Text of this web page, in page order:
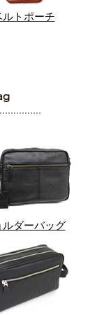
ルトポーチ
ルダーバッグ